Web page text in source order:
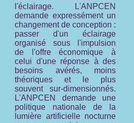
l'éclairage. L'ANPCEN
demande expressément un
changement de conception :
passer d'un éclairage
organisé sous l'impulsion
de l'offre économique à
celui d'une réponse à des
besoins avérés, moins
théoriques et le plus
souvent sur-dimensionnés.
L'ANPCEN demande une
politique nationale de la
lumière artificielle nocturne